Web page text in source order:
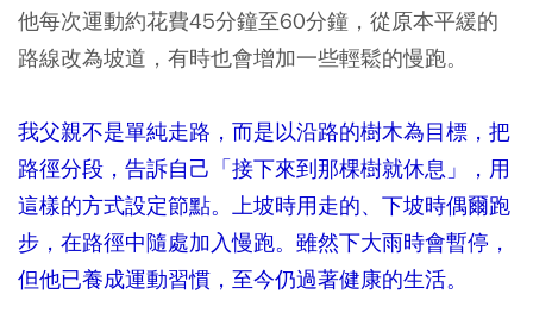
他每次運動約花費45分鐘至60分鐘，從原本平緩的
路線改為坡道，有時也會增加一些輕鬆的慢跑。
我父親不是單純走路，而是以沿路的樹木為目標，把
路徑分段，告訴自己「接下來到那棵樹就休息」，用
這樣的方式設定節點。上坡時用走的、下坡時偶爾跑
步，在路徑中隨處加入慢跑。雖然下大雨時會暫停，
但他已養成運動習慣，至今仍過著健康的生活。